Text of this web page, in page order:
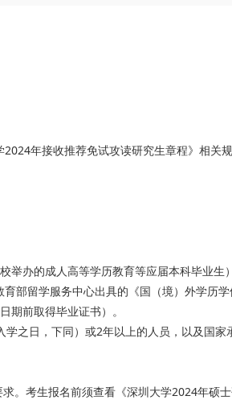
年接收推荐免试攻读研究生章程》相关规
举办的成人高等学历教育等应届本科毕业
部留学服务中心出具的《国（境）外学历学
期前取得毕业证书）。
之日，下同）或2年以上的人员，以及国
。考生报名前须查看《深圳大学2024年硕